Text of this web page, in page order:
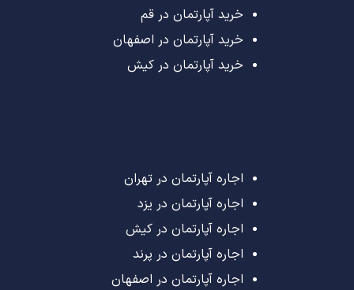
خرید آپارتمان در قم
خرید آپارتمان در اصفهان
خرید آپارتمان در کیش
اجاره آپارتمان در تهران
اجاره آپارتمان در یزد
اجاره آپارتمان در کیش
اجاره آپارتمان در پرند
اجاره آپارتمان در اصفهان